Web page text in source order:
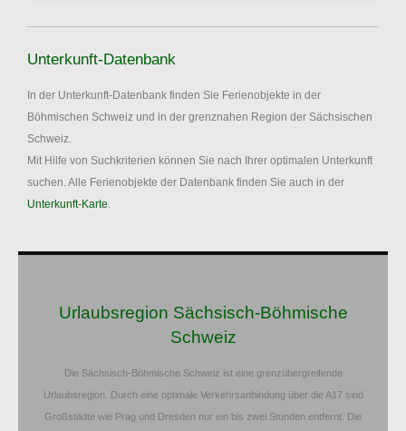
Unterkunft-Datenbank
In der Unterkunft-Datenbank finden Sie Ferienobjekte in der
Böhmischen Schweiz und in der grenznahen Region der Sächsischen
Schweiz.
Mit Hilfe von Suchkriterien können Sie nach Ihrer optimalen Unterkunft
suchen. Alle Ferienobjekte der Datenbank finden Sie auch in der
Unterkunft-Karte.
Urlaubsregion Sächsisch-Böhmische
Schweiz
Die Sächsisch-Böhmische Schweiz ist eine grenzübergreifende
Urlaubsregion. Durch eine optimale Verkehrsanbindung über die A17 sind
Großstädte wie Prag und Dresden nur ein bis zwei Stunden entfernt. Die